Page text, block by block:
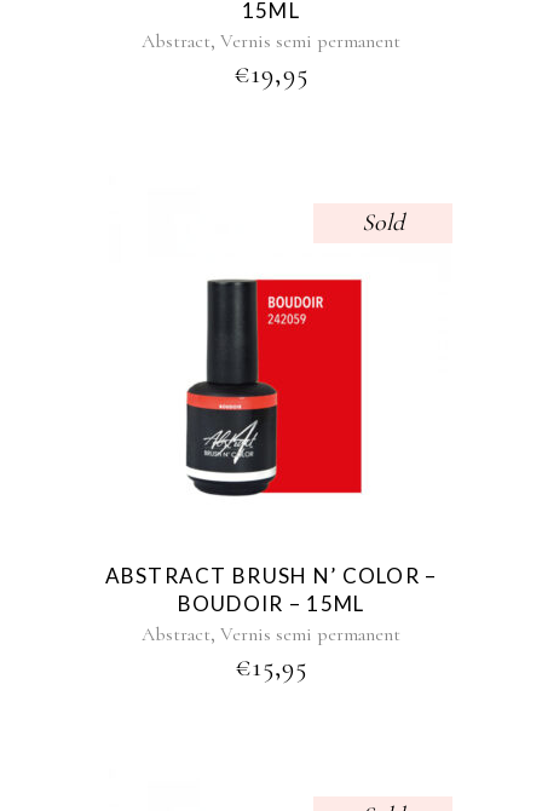
15ML
Abstract, Vernis semi permanent
€19,95
Sold
ABSTRACT BRUSH N’ COLOR –
BOUDOIR – 15ML
Abstract, Vernis semi permanent
€15,95